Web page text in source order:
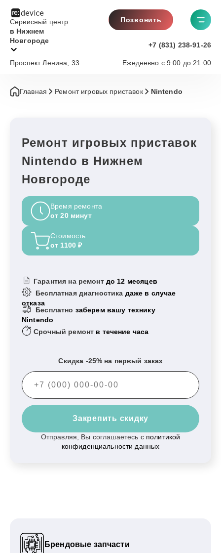
Сервисный центр
в Нижнем
Новгороде
Позвонить
+7 (831) 238-91-26
Ежедневно с 9:00 до 21:00
Проспект Ленина, 33
Главная Ремонт игровых приставок Nintendo
Ремонт игровых приставок
Nintendo в Нижнем
Новгороде
Время ремонта
от 20 минут
Стоимость
от 1100 ₽
Гарантия на ремонт до 12 месяцев
Бесплатная диагностика даже в случае
отказа
Бесплатно заберем вашу технику
Nintendo
Срочный ремонт в течение часа
Скидка -25% на первый заказ
Закрепить скидку
Отправляя, Вы соглашаетесь с политикой
конфиденциальности данных
Брендовые запчасти